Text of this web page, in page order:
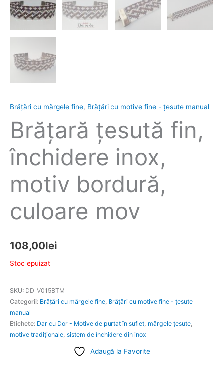
Brățări cu mărgele fine, Brățări cu motive fine - țesute manual
Brăţară ţesută fin,
închidere inox,
motiv bordură,
culoare mov
108,00lei
Stoc epuizat
SKU: DD_V015BTM
Categorii: Brățări cu mărgele fine, Brățări cu motive fine - țesute
manual
Etichete: Dar cu Dor - Motive de purtat în suflet, mărgele ţesute,
motive tradiţionale, sistem de închidere din inox
Adaugă la Favorite